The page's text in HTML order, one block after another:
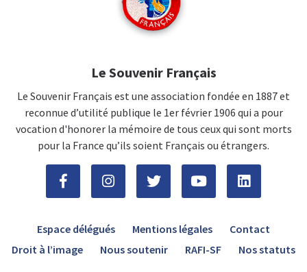
Le Souvenir Français
Le Souvenir Français est une association fondée en 1887 et
reconnue d’utilité publique le 1er février 1906 qui a pour
vocation d'honorer la mémoire de tous ceux qui sont morts
pour la France qu’ils soient Français ou étrangers.
Espace délégués Mentions légales
Contact
Droit à l’image
Nous soutenir RAFI-SF Nos statuts